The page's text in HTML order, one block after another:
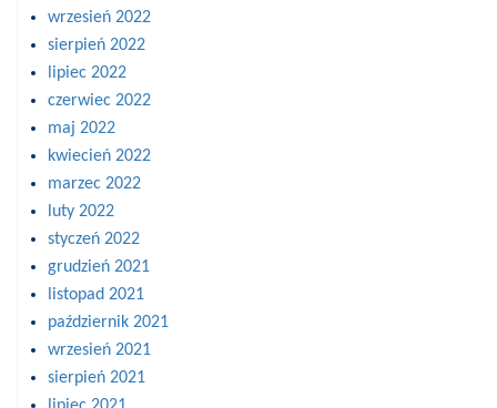
wrzesień 2022
sierpień 2022
lipiec 2022
czerwiec 2022
maj 2022
kwiecień 2022
marzec 2022
luty 2022
styczeń 2022
grudzień 2021
listopad 2021
październik 2021
wrzesień 2021
sierpień 2021